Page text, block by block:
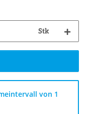
Stk
von 1